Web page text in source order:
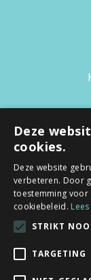
Deze
cookies.
Deze website
verbeteren. Door
toestemming voor
cookiebeleid.
STRIKT
TARGETING